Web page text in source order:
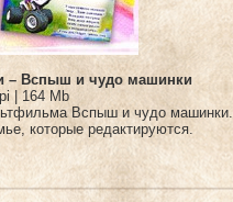
– Вспыш и чудо машинки
| 164 Mb
Вспыш и чудо машинки.
которые редактируются.